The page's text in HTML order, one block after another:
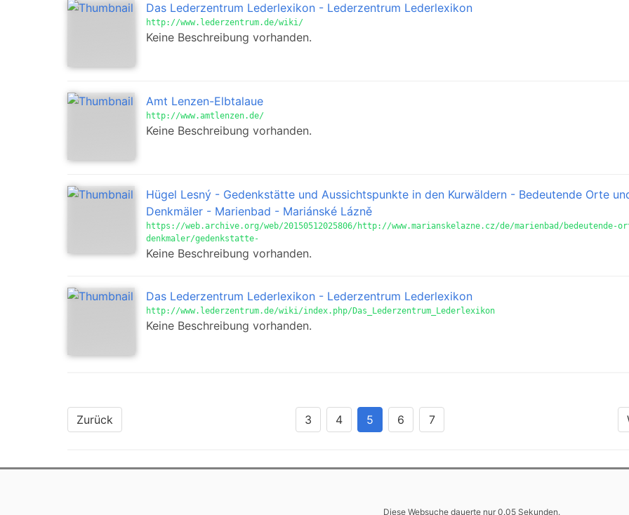
Das Lederzentrum Lederlexikon - Lederzentrum Lederlexikon
http://www.lederzentrum.de/wiki/
Keine Beschreibung vorhanden.
Amt Lenzen-Elbtalaue
http://www.amtlenzen.de/
Keine Beschreibung vorhanden.
Hügel Lesný - Gedenkstätte und Aussichtspunkte in den Kurwäldern - Bedeutende Orte
Denkmäler - Marienbad - Mariánské Lázně
https://web.archive.org/web/20150512025806/http://www.marianskelazne.cz/de/marienbad/bedeutende-
denkmaler/gedenkstatte-
Keine Beschreibung vorhanden.
Das Lederzentrum Lederlexikon - Lederzentrum Lederlexikon
http://www.lederzentrum.de/wiki/index.php/Das_Lederzentrum_Lederlexikon
Keine Beschreibung vorhanden.
Zurück 3 4 5 6 7
Diese Websuche dauerte nur 0.05 Sekunden.